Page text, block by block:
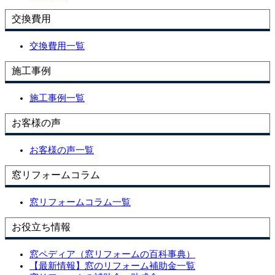
交換費用
交換費用一覧
施工事例
施工事例一覧
お客様の声
お客様の声一覧
窓リフォームコラム
窓リフォームコラム一覧
お役立ち情報
窓ペディア（窓リフォームの百科事典）
【最新情報】窓のリフォーム補助金一覧